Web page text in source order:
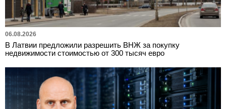
06.08.2026
В Латвии предложили разрешить ВНЖ за покупку
недвижимости стоимостью от 300 тысяч евро